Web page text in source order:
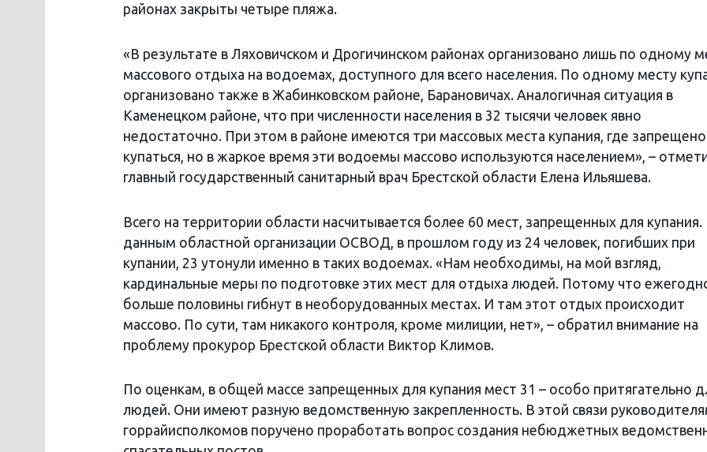
районах закрыты четыре пляжа.
«В результате в Ляховичском и Дрогичинском районах организовано лишь по одному
массового отдыха на водоемах, доступного для всего населения. По одному месту
организовано также в Жабинковском районе, Барановичах. Аналогичная ситуация в
Каменецком районе, что при численности населения в 32 тысячи человек явно
недостаточно. При этом в районе имеются три массовых места купания, где запрещено
купаться, но в жаркое время эти водоемы массово используются населением», –
главный государственный санитарный врач Брестской области Елена Ильяшева.
Всего на территории области насчитывается более 60 мест, запрещенных для купания.
данным областной организации ОСВОД, в прошлом году из 24 человек, погибших при
купании, 23 утонули именно в таких водоемах. «Нам необходимы, на мой взгляд,
кардинальные меры по подготовке этих мест для отдыха людей. Потому что
больше половины гибнут в необорудованных местах. И там этот отдых происходит
массово. По сути, там никакого контроля, кроме милиции, нет», – обратил внимание на
проблему прокурор Брестской области Виктор Климов.
По оценкам, в общей массе запрещенных для купания мест 31 – особо притягательно
людей. Они имеют разную ведомственную закрепленность. В этой связи
горрайисполкомов поручено проработать вопрос создания небюджетных